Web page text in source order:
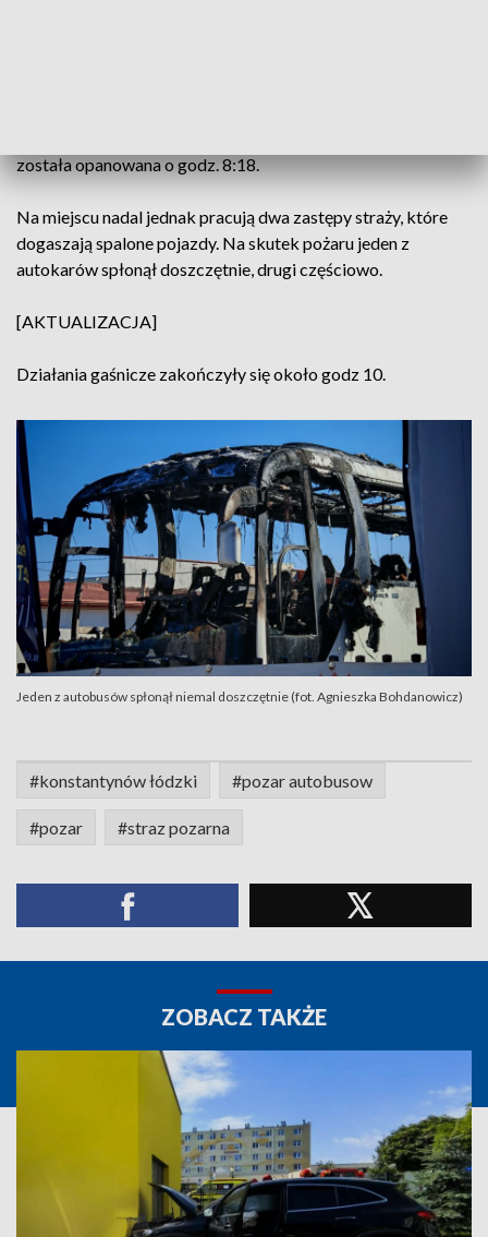
została opanowana o godz. 8:18.
Na miejscu nadal jednak pracują dwa zastępy straży, które
dogaszają spalone pojazdy. Na skutek pożaru jeden z
autokarów spłonął doszczętnie, drugi częściowo.
[AKTUALIZACJA]
Działania gaśnicze zakończyły się około godz 10.
Jeden z autobusów spłonął niemal doszczętnie (fot. Agnieszka Bohdanowicz)
#konstantynów łódzki #pozar autobusow
#pozar #straz pozarna
ZOBACZ TAKŻE